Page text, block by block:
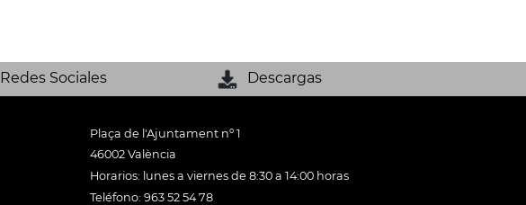
Redes Sociales Descargas
Plaça de l'Ajuntament nº 1
46002 València
Horarios: lunes a viernes de 8:30 a 14:00 horas
Teléfono: 963 52 54 78